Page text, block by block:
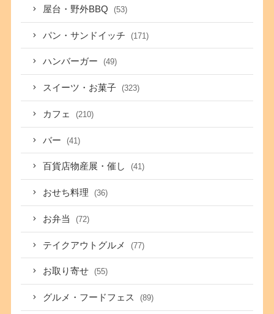
屋台・野外BBQ (53)
パン・サンドイッチ (171)
ハンバーガー (49)
スイーツ・お菓子 (323)
カフェ (210)
バー (41)
百貨店物産展・催し (41)
おせち料理 (36)
お弁当 (72)
テイクアウトグルメ (77)
お取り寄せ (55)
グルメ・フードフェス (89)